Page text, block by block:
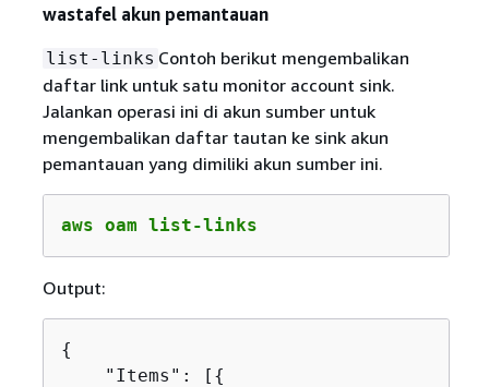
wastafel akun pemantauan
list-links Contoh berikut mengembalikan
daftar link untuk satu monitor account sink.
Jalankan operasi ini di akun sumber untuk
mengembalikan daftar tautan ke sink akun
pemantauan yang dimiliki akun sumber ini.
aws oam list-links
Output:
{
    "Items": [
{